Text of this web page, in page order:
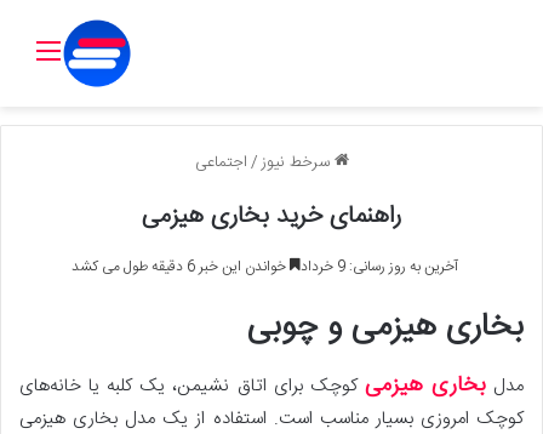
سرخط نیوز/اجتماعی
راهنمای خرید بخاری هیزمی
آخرین به روز رسانی: 9 خرداد خواندن این خبر 6 دقیقه طول می کشد
بخاری هیزمی و چوبی
مدلبخاری هیزمی کوچک برای اتاق نشیمن، یک کلبه یا خانه‌های
کوچک امروزی بسیار مناسب است. استفاده از یک مدل بخاری هیزمی